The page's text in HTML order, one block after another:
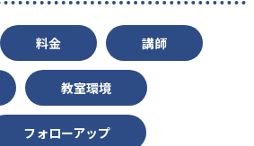
度実績
料金 講師
教室環境
フォローアップ